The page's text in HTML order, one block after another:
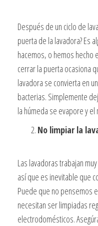
Después de un ciclo de
puerta de la lavadora? Es
hacemos, o hemos hecho
cerrar la puerta ocasiona
lavadora se convierta en
bacterias. Simplemente
la húmeda se evapore y
No limpiar la
Las lavadoras trabajan
así que es inevitable que
Puede que no pensemos
necesitan ser limpiadas
electrodomésticos.